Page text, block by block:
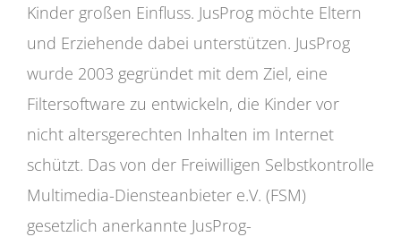
Kinder großen Einfluss. JusProg möchte Eltern
und Erziehende dabei unterstützen. JusProg
wurde 2003 gegründet mit dem Ziel, eine
Filtersoftware zu entwickeln, die Kinder vor
nicht altersgerechten Inhalten im Internet
schützt. Das von der Freiwilligen Selbstkontrolle
Multimedia-Diensteanbieter e.V. (FSM)
gesetzlich anerkannte JusProg-